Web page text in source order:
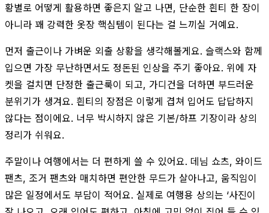
황별로 어떻게 활용하면 좋은지 알고 나면, 단순한 흰티 한 장이
아니라 꽤 강력한 옷장 핵심템이 된다는 걸 느끼실 거예요.
먼저 출근이나 가벼운 외출 상황을 생각해볼게요. 슬랙스와 함께
입으면 가장 무난하면서도 정돈된 인상을 주기 좋아요. 위에 자
켓을 걸치면 단정한 출근룩이 되고, 가디건을 더하면 부드러운
분위기가 생겨요. 흰티의 장점은 이렇게 겹쳐 입어도 답답하지
않다는 점이에요. 너무 박시하지 않은 기본/하프 기장이라 상의
정리가 쉬워요.
주말이나 여행에서는 더 편하게 쓸 수 있어요. 데님 쇼츠, 와이드
팬츠, 조거 팬츠와 매치하면 편안한 무드가 살아나고, 움직임이
많은 일정에서도 부담이 적어요. 실제로 여행용 상의는 ‘사진이